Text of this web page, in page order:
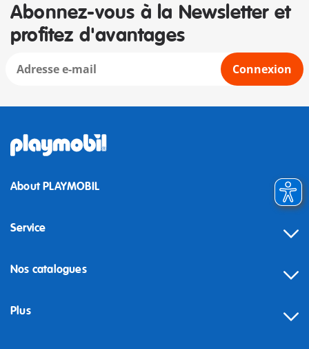
Abonnez-vous à la Newsletter et
profitez d'avantages
Connexion
About PLAYMOBIL
Service
Nos catalogues
Plus